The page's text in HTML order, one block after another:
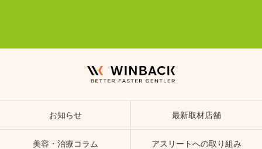
お知らせ 最新取材店舗
美容・治療コラム アスリートへの取り組み